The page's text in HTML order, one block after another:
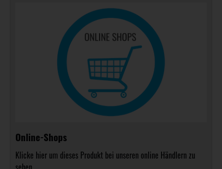
Online-Shops
Klicke hier um dieses Produkt bei unseren online Händlern zu